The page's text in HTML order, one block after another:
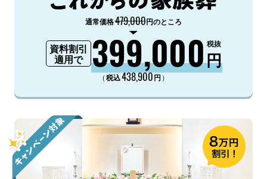
通常価格479,000円のところ
資料割引
適用で
399,000円
税抜
（税込438,900円 ）